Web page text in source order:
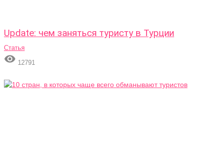
Update: чем заняться туристу в Турции
Статья
 12791